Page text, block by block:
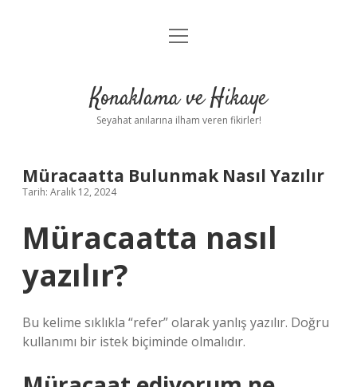
Anasayfa
Yasal Uyarı
menüyü
Konaklama ve Hikaye
Seyahat anılarına ilham veren fikirler!
Müracaatta Bulunmak Nasıl Yazılır
Tarih: Aralık 12, 2024
Müracaatta nasıl
yazılır?
Bu kelime sıklıkla “refer” olarak yanlış yazılır. Doğru
kullanımı bir istek biçiminde olmalıdır.